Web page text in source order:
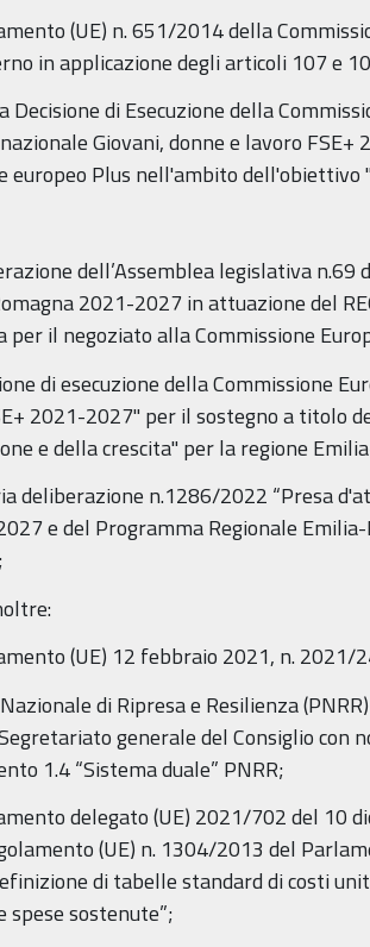
(UE) n. 651/2014 della
in applicazione degli articoli 107 e
Decisione di Esecuzione della
Giovani, donne e lavoro
europeo Plus nell'ambito
dell’Assemblea legislativa n.69
2021-2027 in attuazione del
per il negoziato alla Commissione
di esecuzione della Commissione
2021-2027" per il sostegno a titolo
e della crescita" per la regione
n.1286/2022 “Presa
e del Programma Regionale
(UE) 12 febbraio 2021, n. 2021/
di Ripresa e Resilienza
generale del Consiglio
1.4 “Sistema duale” PNRR;
delegato (UE) 2021/702 del 10
(UE) n. 1304/2013 del
di tabelle standard di costi
spese sostenute”;